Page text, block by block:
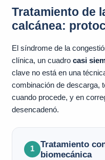
Tratamiento de
calcánea:
El síndrome de la
clínica, un cuadro casi
clave no está en una
combinación de descarga,
cuando procede, y en
desencadenó.
1
Tratamiento
biomecánica